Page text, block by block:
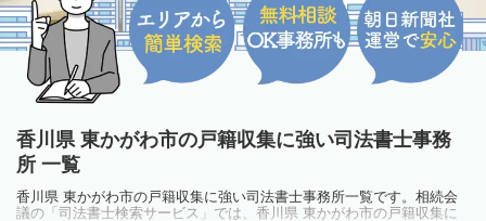
香川県 東かがわ市の戸籍収集に強い司法書士事務
所 一覧
香川県 東かがわ市の戸籍収集に強い司法書士事務所一覧です。相続会
議の「司法書士検索サービス」では、香川県 東かがわ市の戸籍収集に